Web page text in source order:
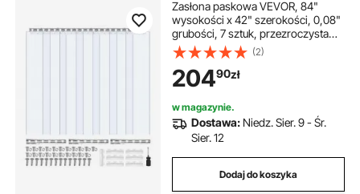
Zasłona paskowa VEVOR, 84"
wysokości x 42" szerokości, 0,08"
grubości, 7 sztuk, przezroczysta
zasłona paskowa z PVC do drzwi
zamrażarki, plastikowa taśma do
drzwi zamrażarek, lodówek i
przechowalni, z 50% zakładką
(2)
20490zł
w magazynie.
Dostawa: Niedz. Sier. 9 - Śr.
Sier. 12
Dodaj do koszyka